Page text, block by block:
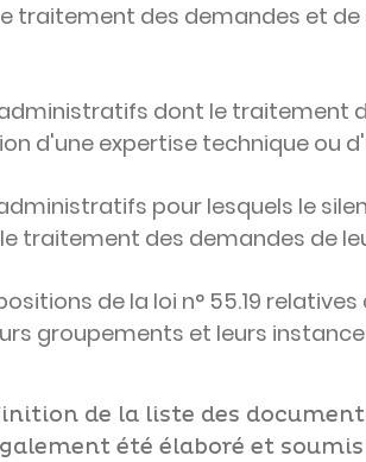
traitement des demandes et
dont le traitement
d'une expertise technique ou
pour lesquels le
traitement des demandes de
de la loi n° 55.19
groupements et leurs
de la liste des
été élaboré et soumis